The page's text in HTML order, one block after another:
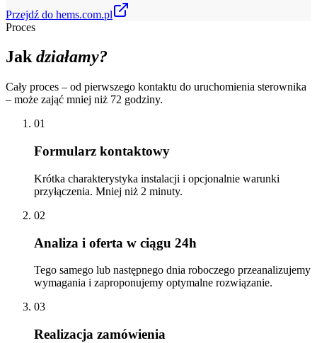
Przejdź do hems.com.pl
Proces
Jak działamy?
Cały proces – od pierwszego kontaktu do uruchomienia sterownika
– może zająć mniej niż 72 godziny.
01
Formularz kontaktowy
Krótka charakterystyka instalacji i opcjonalnie warunki
przyłączenia. Mniej niż 2 minuty.
02
Analiza i oferta w ciągu 24h
Tego samego lub następnego dnia roboczego przeanalizujemy
wymagania i zaproponujemy optymalne rozwiązanie.
03
Realizacja zamówienia